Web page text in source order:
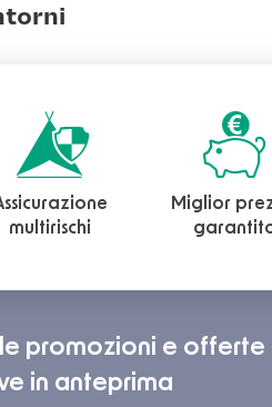
multirischi
Miglior
promozioni e offerte
in anteprima